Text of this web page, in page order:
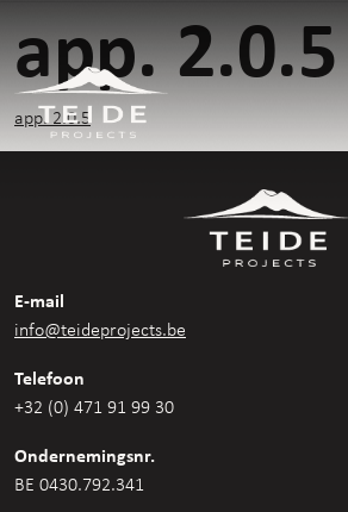
app. 2.0.5
app. 2.0.5
E-mail
info@teideprojects.be
Telefoon
+32 (0) 471 91 99 30
Ondernemingsnr.
BE 0430.792.341